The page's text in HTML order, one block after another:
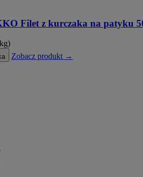
Filet z kurczaka na patyku
Zobacz produkt →